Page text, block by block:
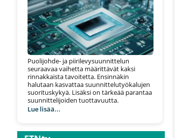
Puolijohde- ja piirilevysuunnittelun
seuraavaa vaihetta määrittävät kaksi
rinnakkaista tavoitetta. Ensinnäkin
halutaan kasvattaa suunnittelutyökalujen
suorituskykyä. Lisäksi on tärkeää parantaa
suunnittelijoiden tuottavuutta.
Lue lisää...